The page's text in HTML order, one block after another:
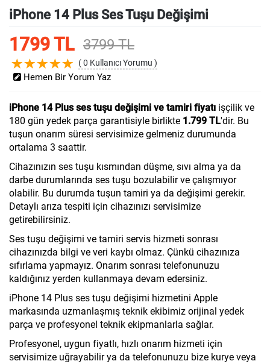
iPhone 14 Plus Ses Tuşu Değişimi
1799 TL 3799 TL
( 0 Kullanıcı Yorumu )
Hemen Bir Yorum Yaz
iPhone 14 Plus ses tuşu değişimi ve tamiri fiyatı işçilik ve
180 gün yedek parça garantisiyle birlikte 1.799 TL'dir. Bu
tuşun onarım süresi servisimize gelmeniz durumunda
ortalama 3 saattir.
Cihazınızın ses tuşu kısmından düşme, sıvı alma ya da
darbe durumlarında ses tuşu bozulabilir ve çalışmıyor
olabilir. Bu durumda tuşun tamiri ya da değişimi gerekir.
Detaylı arıza tespiti için cihazınızı servisimize
getirebilirsiniz.
Ses tuşu değişimi ve tamiri servis hizmeti sonrası
cihazınızda bilgi ve veri kaybı olmaz. Çünkü cihazınıza
sıfırlama yapmayız. Onarım sonrası telefonunuzu
kaldığınız yerden kullanmaya devam edersiniz.
iPhone 14 Plus ses tuşu değişimi hizmetini Apple
markasında uzmanlaşmış teknik ekibimiz orijinal yedek
parça ve profesyonel teknik ekipmanlarla sağlar.
Profesyonel, uygun fiyatlı, hızlı onarım hizmeti için
servisimize uğrayabilir ya da telefonunuzu bize kurye veya